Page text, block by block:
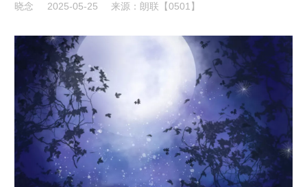
晓念 2025-05-25 来源：朗联【0501】